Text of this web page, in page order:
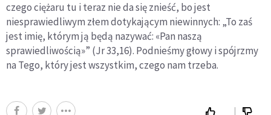
czego ciężaru tu i teraz nie da się znieść, bo jest
niesprawiedliwym złem dotykającym niewinnych: „To zaś
jest imię, którym ją będą nazywać: «Pan naszą
sprawiedliwością»” (Jr 33,16). Podnieśmy głowy i spójrzmy
na Tego, który jest wszystkim, czego nam trzeba.